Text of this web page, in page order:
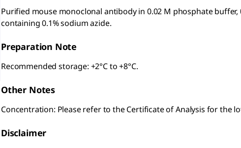
Purified mouse monoclonal antibody in 0.02 M phosphate buffer,
containing 0.1% sodium azide.
Preparation Note
Recommended storage: +2°C to +8°C.
Other Notes
Concentration: Please refer to the Certificate of Analysis for the
Disclaimer